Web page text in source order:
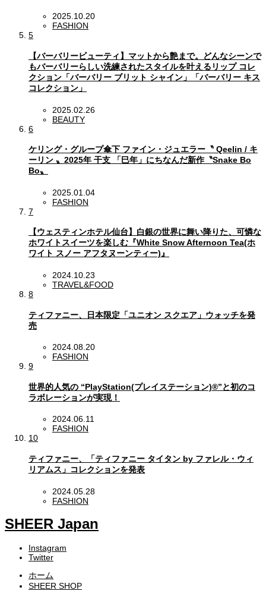
2025.10.20
FASHION
5
【バーバリービューティ】マットから艶まで。どんなシーンで
もバーバリーらしい洗練されたスタイルを叶えるリップ コレ
クション「バーバリー ブリット シャイン」「バーバリー キス
コレクション」
2025.02.26
BEAUTY
6
ケリング・グループ傘下 ファイン・ジュエラー〝 Qeelin / キ
ーリン 〟2025年 干支 「巳年」にちなんだ新作〝Snake Bo
Bo〟
2025.01.04
FASHION
7
【ウェスティンホテル仙台】白銀の世界に舞い降りた、可憐な
ホワイトスイーツを楽しむ『White Snow Afternoon Tea(ホ
ワイト スノー アフタヌーンティー)』
2024.10.23
TRAVEL&FOOD
8
ティファニー、日本限定「ユニオン スクエア」ウォッチを発
売
2024.08.20
FASHION
9
世界的人気の “PlayStation(プレイステーション)®”と初のコ
ラボレーションが実現！
2024.06.11
FASHION
10
ティファニー、「ティファニー タイタン by ファレル・ウィ
リアムス」コレクションを発表
2024.05.28
FASHION
SHEER Japan
Instagram
Twitter
ホーム
SHEER SHOP